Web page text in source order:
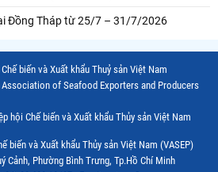
Đồng Tháp từ 25/7 – 31/7/2026
biến và Xuất khẩu Thuỷ sản Việt Nam
of Seafood Exporters and Producers
hội Chế biến và Xuất khẩu Thủy sản Việt Nam
biến và Xuất khẩu Thủy sản Việt Nam (VASEP)
Cảnh, Phường Bình Trưng, Tp.Hồ Chí Minh